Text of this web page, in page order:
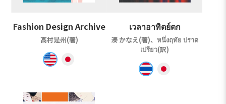
Fashion Design Archive
高村是州(著)
เวลาอาทิตย์ตก
湊 かなえ(著)、หนึ่งฤทัย ปราด
เปรียว(訳)